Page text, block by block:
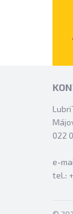
022
e-
tel.: